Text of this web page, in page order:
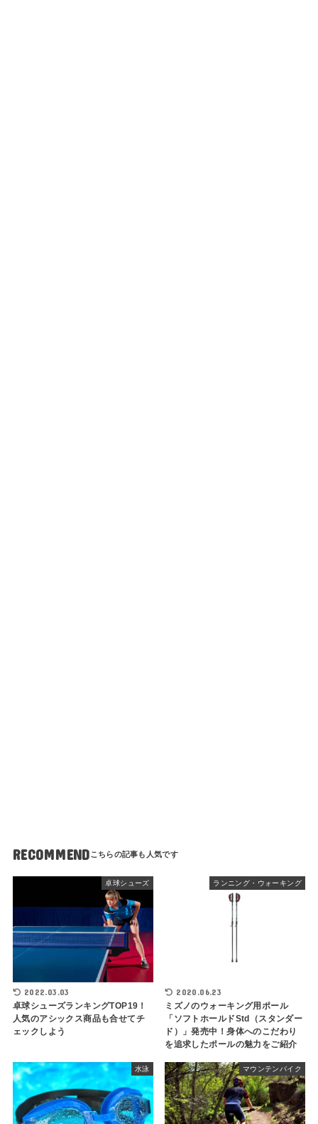
RECOMMEND
卓球シューズ
2022.03.03
卓球シューズランキングTOP19！
人気のアシックス商品も合せてチ
ェックしよう
ランニング・ウォーキング
2020.06.23
ミズノのウォーキング用ポール
「ソフトホールドStd（スタンダー
ド）」発売中！身体へのこだわり
を追求したポールの魅力をご紹介
水泳 マウンテンバイク